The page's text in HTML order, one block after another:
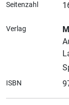
Seitenzahl
Verlag
ISBN